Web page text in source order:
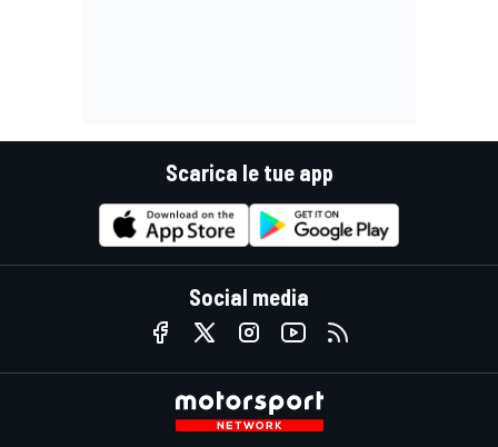
Scarica le tue app
Social media